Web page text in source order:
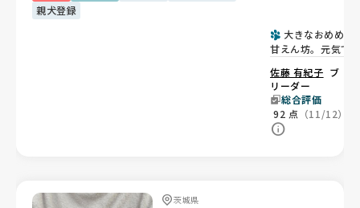
親犬登録
大きなおめめで
甘えん坊。元気で
佐藤 有紀子 ブ
リーダー
総合評価
92 点 （11/12）
茨城県